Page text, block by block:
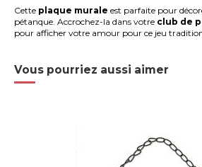
Cette plaque murale est parfaite pour
pétanque. Accrochez-la dans votre club de
pour afficher votre amour pour ce jeu
Vous pourriez aussi aimer